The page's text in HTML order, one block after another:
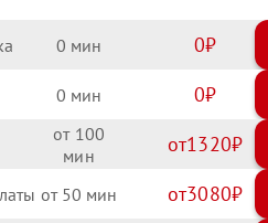
0 0
0 0
100 1320
50 3080